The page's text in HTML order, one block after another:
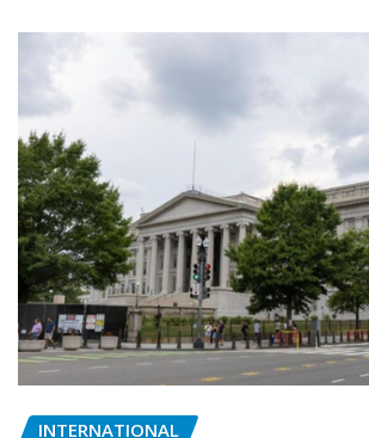
INTERNATIONAL